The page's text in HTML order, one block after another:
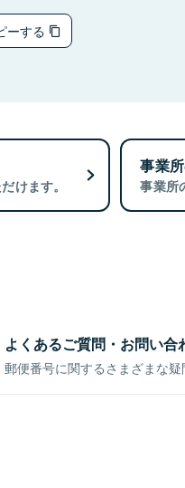
ーする
けます。
事業
事業所
よくあるご質問・お問い合
郵便番号に関するさまざまな疑